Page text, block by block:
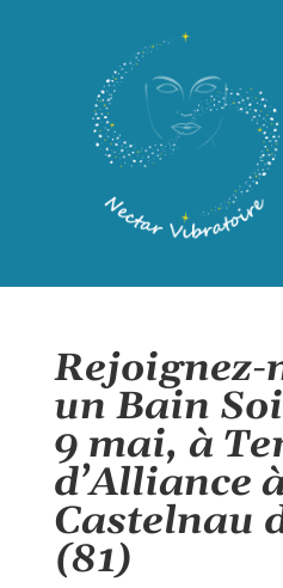
un Bain
9 mai, à
d’Alliance
Castelnau
(81)